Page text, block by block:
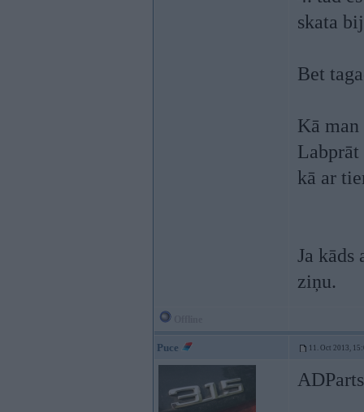
skata
Bet
Kā
kā ar
Ja kāds
ziņu.
Puce 11. Oct 2013,